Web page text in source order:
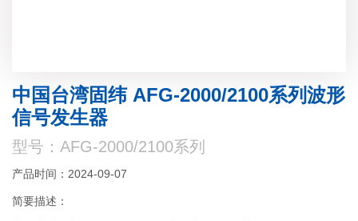
中国台湾固纬 AFG-2000/2100系列波形
信号发生器
型号：AFG-2000/2100系列
产品时间：2024-09-07
简要描述：